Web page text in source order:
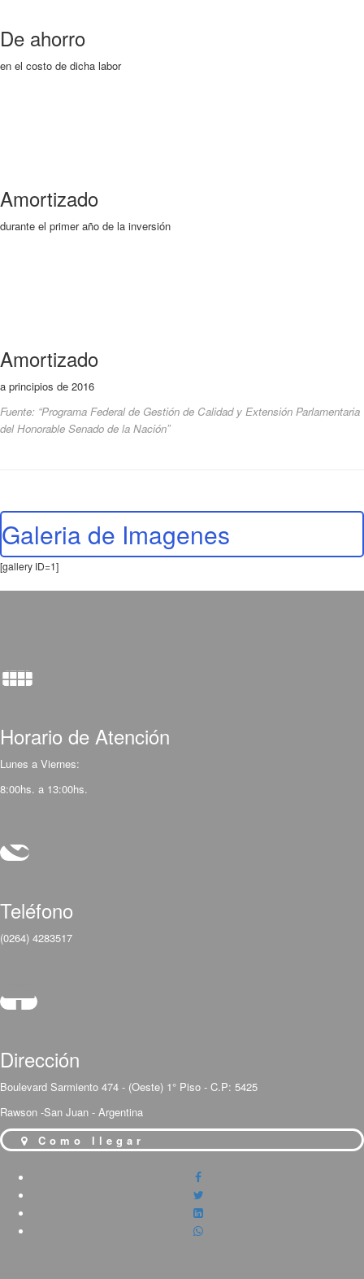
De ahorro
en el costo de dicha labor
Amortizado
durante el primer año de la inversión
Amortizado
a principios de 2016
Fuente: “Programa Federal de Gestión de Calidad y Extensión Parlamentaria
del Honorable Senado de la Nación”
Galeria de Imagenes
[gallery ID=1]
Horario de Atención
Lunes a Viernes:
8:00hs. a 13:00hs.
Teléfono
(0264) 4283517
Dirección
Boulevard Sarmiento 474 - (Oeste) 1° Piso - C.P: 5425
Rawson -San Juan - Argentina
Como llegar